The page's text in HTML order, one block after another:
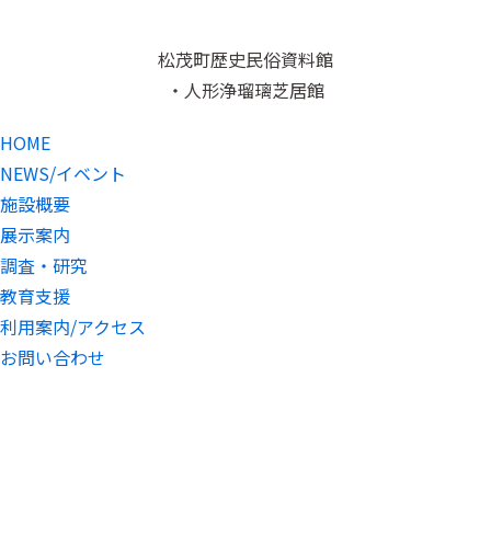
松茂町歴史民俗資料館
・人形浄瑠璃芝居館
HOME
NEWS/イベント
施設概要
展示案内
調査・研究
教育支援
利用案内/アクセス
お問い合わせ